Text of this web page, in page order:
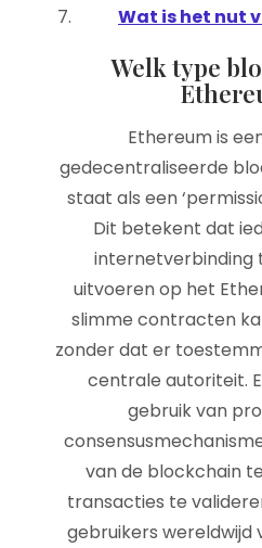
Wat is het nut
Welk type
Ethereum is
gedecentraliseerde
staat als een
Dit betekent dat
internetverbinding
uitvoeren op het
slimme contracten
zonder dat er
centrale autoriteit.
gebruik van
van de blockchain
transacties te
gebruikers wereldwijd